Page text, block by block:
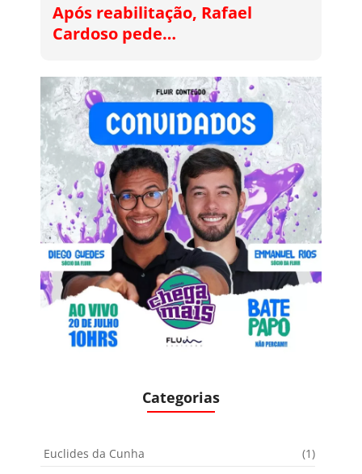
Após reabilitação, Rafael
Cardoso pede…
Categorias
Euclides da Cunha
(1)